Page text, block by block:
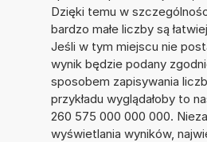
Dzięki temu w
bardzo małe liczby są
Jeśli w tym miejscu nie
wynik będzie podany
sposobem zapisywania
przykładu wyglądałoby to
260 575 000 000 000.
wyświetlania wyników,